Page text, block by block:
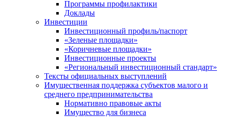
Программы профилактики
Доклады
Инвестиции
Инвестиционный профиль/паспорт
«Зеленые площадки»
«Коричневые площадки»
Инвестиционные проекты
«Региональный инвестиционный стандарт»
Тексты официальных выступлений
Имущественная поддержка субъектов малого и
среднего предпринимательства
Нормативно правовые акты
Имущество для бизнеса